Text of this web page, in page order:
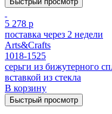
5 278 р
поставка через 2 недели
Arts&Crafts
1018-1525
серьги из бижутерного
вставкой из стекла
В корзину
Быстрый просмотр